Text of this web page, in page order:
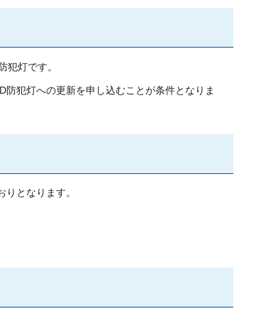
犯灯です。
犯灯への更新を申し込むことが条件となりま
となります。